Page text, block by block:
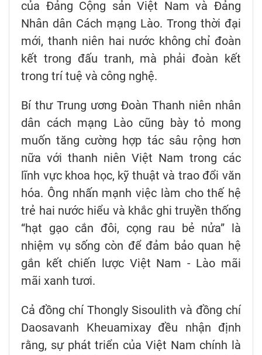
của Đảng Cộng sản Việt Nam và Đảng
Nhân dân Cách mạng Lào. Trong thời đại
mới, thanh niên hai nước không chỉ đoàn
kết trong đấu tranh, mà phải đoàn kết
trong trí tuệ và công nghệ.
Bí thư Trung ương Đoàn Thanh niên nhân
dân cách mạng Lào cũng bày tỏ mong
muốn tăng cường hợp tác sâu rộng hơn
nữa với thanh niên Việt Nam trong các
lĩnh vực khoa học, kỹ thuật và trao đổi văn
hóa. Ông nhấn mạnh việc làm cho thế hệ
trẻ hai nước hiểu và khắc ghi truyền thống
“hạt gạo cắn đôi, cọng rau bẻ nửa” là
nhiệm vụ sống còn để đảm bảo quan hệ
gắn kết chiến lược Việt Nam - Lào mãi
mãi xanh tươi.
Cả đồng chí Thongly Sisoulith và đồng chí
Daosavanh Kheuamixay đều nhận định
rằng, sự phát triển của Việt Nam chính là